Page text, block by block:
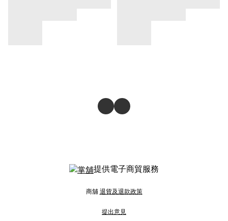
提供電子商貿服務
商舖 退貨及退款政策
提出意見